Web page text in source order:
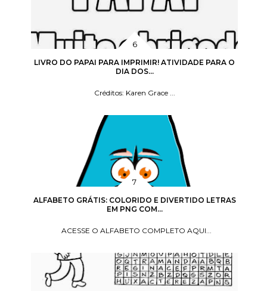
LIVRO DO PAPAI PARA IMPRIMIR! ATIVIDADE PARA O
DIA DOS...
Créditos: Karen Grace ...
ALFABETO GRÁTIS: COLORIDO E DIVERTIDO LETRAS
EM PNG COM...
ACESSE O ALFABETO COMPLETO AQUI...